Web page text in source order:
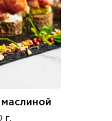
г.